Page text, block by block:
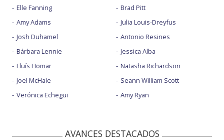
Elle Fanning
Amy Adams
Josh Duhamel
Bárbara Lennie
Lluís Homar
Joel McHale
Verónica Echegui
Brad Pitt
Julia Louis-Dreyfus
Antonio Resines
Jessica Alba
Natasha Richardson
Seann William Scott
Amy Ryan
AVANCES DESTACADOS